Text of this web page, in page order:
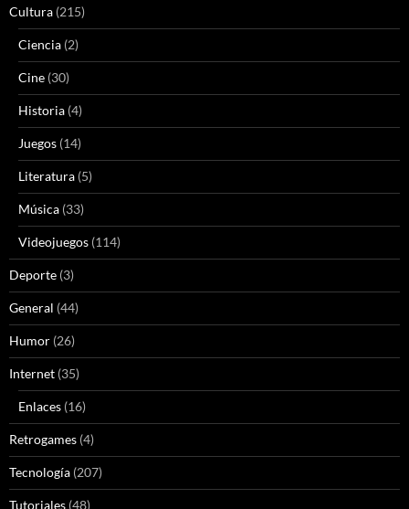
Cultura (215)
Ciencia (2)
Cine (30)
Historia (4)
Juegos (14)
Literatura (5)
Música (33)
Videojuegos (114)
Deporte (3)
General (44)
Humor (26)
Internet (35)
Enlaces (16)
Retrogames (4)
Tecnología (207)
Tutoriales (48)